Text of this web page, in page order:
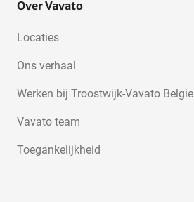
Over Vavato
Locaties
Ons verhaal
Werken bij Troostwijk-Vavato Belgie
Vavato team
Toegankelijkheid